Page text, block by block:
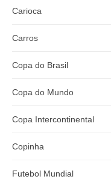
Carioca
Carros
Copa do Brasil
Copa do Mundo
Copa Intercontinental
Copinha
Futebol Mundial